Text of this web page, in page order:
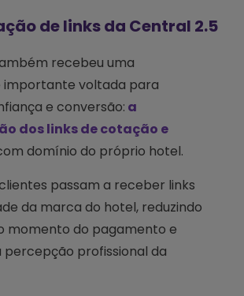
de links da Central 2.5
recebeu uma
importante voltada para
e conversão: a
dos links de cotação e
domínio do próprio hotel.
passam a receber links
da marca do hotel, reduzindo
momento do pagamento e
profissional da